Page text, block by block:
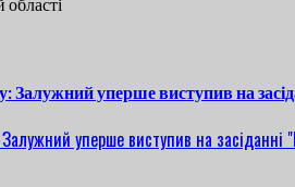
Залужний уперше виступив на